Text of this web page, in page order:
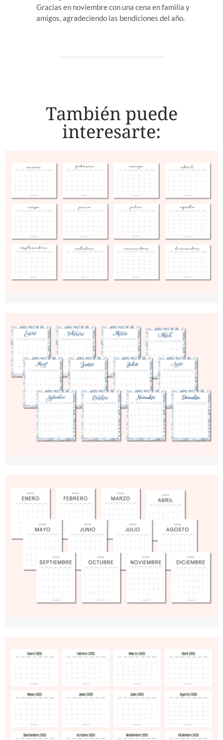
Gracias en noviembre con una cena en familia y
amigos, agradeciendo las bendiciones del año.
También puede
interesarte: